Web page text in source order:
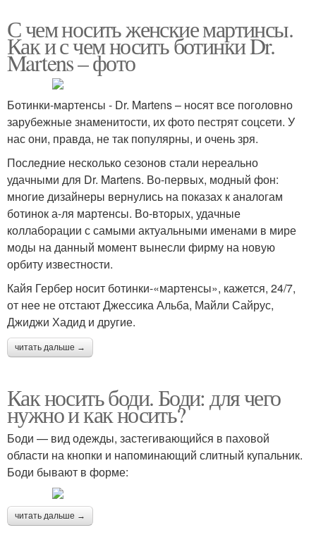
С чем носить женские мартинсы.
Как и с чем носить ботинки Dr.
Martens – фото
Ботинки-мартенсы - Dr. Martens – носят все поголовно
зарубежные знаменитости, их фото пестрят соцсети. У
нас они, правда, не так популярны, и очень зря.
Последние несколько сезонов стали нереально
удачными для Dr. Martens. Во-первых, модный фон:
многие дизайнеры вернулись на показах к аналогам
ботинок а-ля мартенсы. Во-вторых, удачные
коллаборации с самыми актуальными именами в мире
моды на данный момент вынесли фирму на новую
орбиту известности.
Кайя Гербер носит ботинки-«мартенсы», кажется, 24/7,
от нее не отстают Джессика Альба, Майли Сайрус,
Джиджи Хадид и другие.
читать дальше →
Как носить боди. Боди: для чего
нужно и как носить?
Боди — вид одежды, застегивающийся в паховой
области на кнопки и напоминающий слитный купальник.
Боди бывают в форме:
читать дальше →